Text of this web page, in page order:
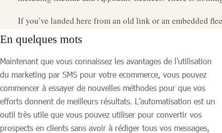
En quelques mots
Maintenant que vous connaissez les avantages de l’utilisation
du marketing par SMS pour votre ecommerce, vous pouvez
commencer à essayer de nouvelles méthodes pour que vos
efforts donnent de meilleurs résultats. L’automatisation est un
outil très utile que vous pouvez utiliser pour convertir vos
prospects en clients sans avoir à rédiger tous vos messages,